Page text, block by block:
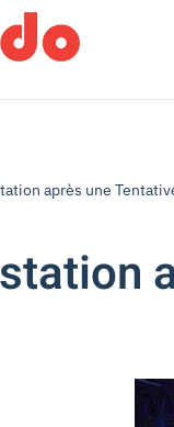
après une